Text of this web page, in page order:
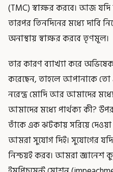
(TMC) স্বাক্ষর করবে। আজ
তারপর তিনদিনের মধ্যে দাবি
অনাস্থায় স্বাক্ষর করবে তৃণমূল।
তার কারণ ব্যাখ্যা করে
করেছেন, তাহলে আপানাকে তো
নরেন্দ্র মোদি আর আমাদের
আমাদের মধ্যে পার্থক্য কী?
তাঁকে এক ঝটকায় সরিয়ে
আমরা সুযোগ দিই। সুযোগের
নিশ্চয়ই করব। আমরা জ্ঞানেশ